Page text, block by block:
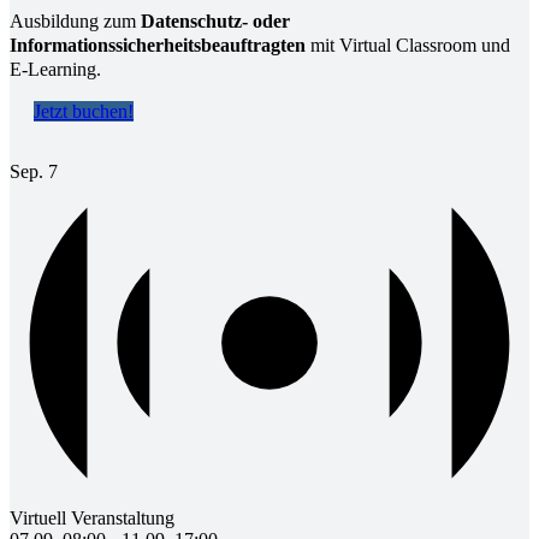
Ausbildung zum Datenschutz- oder
Informationssicherheitsbeauftragten mit Virtual Classroom und
E-Learning.
Jetzt buchen!
Sep. 7
Virtuell Veranstaltung